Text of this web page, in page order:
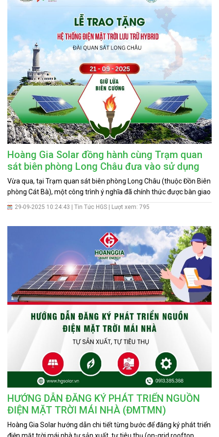
(ĐMTMN) – TỰ SẢN XUẤT, TỰ TIÊU THỤ
Hoàng Gia Solar đồng hành cùng Trạm quan
sát biên phòng Long Châu đưa vào sử dụng
hệ thống điện mặt trời
Vừa qua, tại Trạm quan sát biên phòng Long Châu (thuộc Đồn Biên
phòng Cát Bà), một công trình ý nghĩa đã chính thức được bàn giao
và đưa vào sử dụng – hệ thống điện năng lượng mặt trời hiện đại
còn là món quà tinh thần lớn lao gửi đến những người lính đang
ngày đêm canh giữ biển trời thiêng liêng của Tổ quốc.
29-09-2025 10:24:43 | Tin Tức HGS | Lượt xem: 795
HƯỚNG DẪN ĐĂNG KÝ PHÁT TRIỂN NGUỒN
ĐIỆN MẶT TRỜI MÁI NHÀ (ĐMTMN)
Hoàng Gia Solar hướng dẫn chi tiết từng bước để đăng ký phát triển